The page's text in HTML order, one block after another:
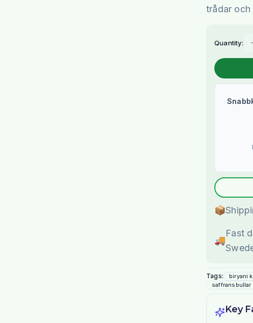
trådar och
Quantity:
📦
🚚
Fast
Tags: biryani
saffransbullar
Key